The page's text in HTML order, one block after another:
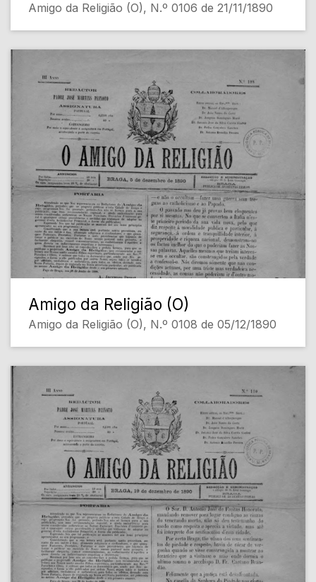
Amigo da Religião (O), N.º 0106 de 21/11/1890
Amigo da Religião (O)
Amigo da Religião (O), N.º 0108 de 05/12/1890